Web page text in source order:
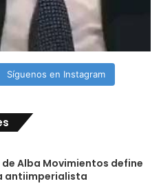
Síguenos en Instagram
Alba Movimientos define
antiimperialista